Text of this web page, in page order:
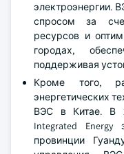
электроэнергии.
спросом за
ресурсов и
городах,
поддерживая
Кроме того,
энергетических
ВЭС в Китае. В
Integrated
провинции